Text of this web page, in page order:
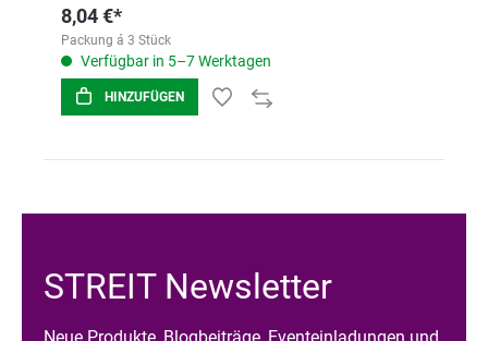
8,04 €*
Packung á 3 Stück
Verfügbar in 5–7 Werktagen
HINZUFÜGEN
STREIT Newsletter